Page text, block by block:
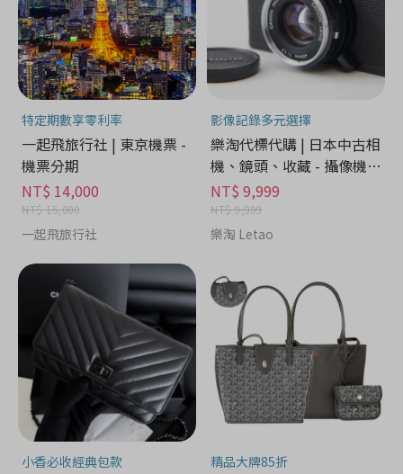
特定期數享零利率
一起飛旅行社 | 東京機票 -
機票分期
NT$ 14,000
NT$ 15,000
一起飛旅行社
影像記錄多元選擇
樂淘代標代購 | 日本中古相
機、鏡頭、收藏 - 攝像機分
期
NT$ 9,999
NT$ 9,999
樂淘 Letao
小香必收經典包款 精品大牌85折